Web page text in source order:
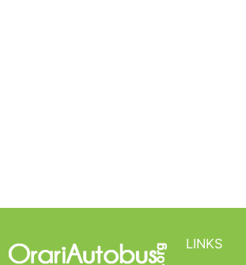
LINKS